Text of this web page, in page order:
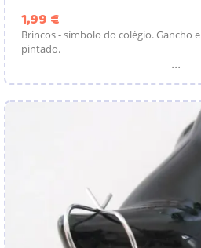
1,99 €
Brincos - símbolo do colégio. Gancho
pintado.
...